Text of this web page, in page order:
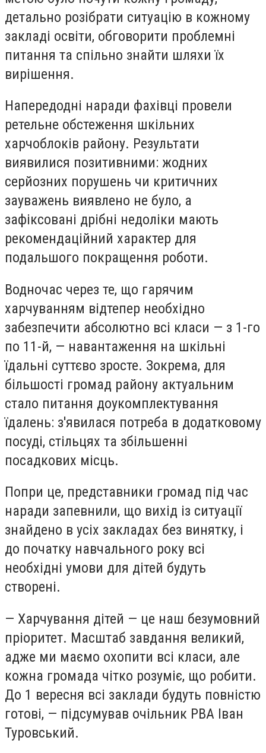
детально розібрати ситуацію в кожному
закладі освіти, обговорити проблемні
питання та спільно знайти шляхи їх
вирішення.
Напередодні наради фахівці провели
ретельне обстеження шкільних
харчоблоків району. Результати
виявилися позитивними: жодних
серйозних порушень чи критичних
зауважень виявлено не було, а
зафіксовані дрібні недоліки мають
рекомендаційний характер для
подальшого покращення роботи.
Водночас через те, що гарячим
харчуванням відтепер необхідно
забезпечити абсолютно всі класи — з 1-го
по 11-й, — навантаження на шкільні
їдальні суттєво зросте. Зокрема, для
більшості громад району актуальним
стало питання доукомплектування
їдалень: з'явилася потреба в додатковому
посуді, стільцях та збільшенні
посадкових місць.
Попри це, представники громад під час
наради запевнили, що вихід із ситуації
знайдено в усіх закладах без винятку, і
до початку навчального року всі
необхідні умови для дітей будуть
створені.
— Харчування дітей — це наш безумовний
пріоритет. Масштаб завдання великий,
адже ми маємо охопити всі класи, але
кожна громада чітко розуміє, що робити.
До 1 вересня всі заклади будуть повністю
готові, — підсумував очільник РВА Іван
Туровський.